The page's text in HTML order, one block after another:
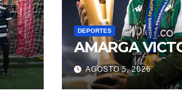
DEPORTES
AMARGA
AGOSTO 5, 2026